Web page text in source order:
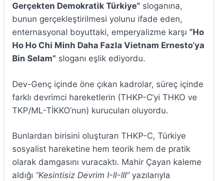
Gerçekten Demokratik Türkiye” sloganına,
bunun gerçekleştirilmesi yolunu ifade eden,
enternasyonal boyuttaki, emperyalizme karşı “Ho
Ho Ho Chi Minh Daha Fazla Vietnam Ernesto’ya
Bin Selam” sloganı eşlik ediyordu.
Dev-Genç içinde öne çıkan kadrolar, süreç içinde
farklı devrimci hareketlerin (THKP-C’yi THKO ve
TKP/ML-TİKKO’nun) kurucuları oluyordu.
Bunlardan birisini oluşturan THKP-C, Türkiye
sosyalist hareketine hem teorik hem de pratik
olarak damgasını vuracaktı. Mahir Çayan kaleme
aldığı “Kesintisiz Devrim I-II-III”yazılarıyla